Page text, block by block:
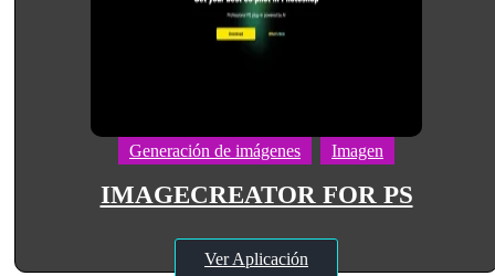
Generación de imágenes Imagen
IMAGECREATOR FOR PS
Ver Aplicación